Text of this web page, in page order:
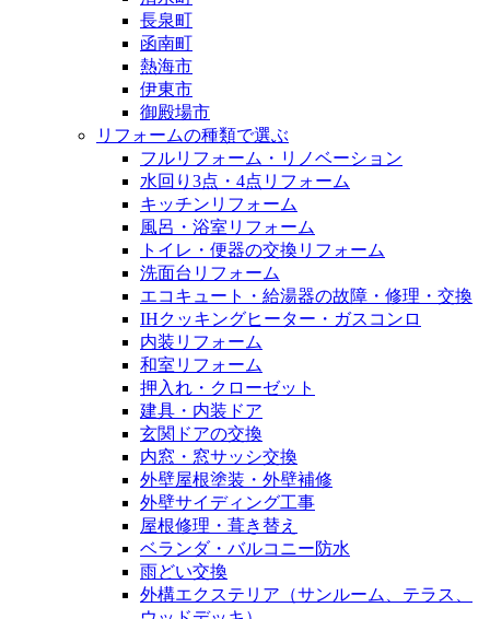
長泉町
函南町
熱海市
伊東市
御殿場市
リフォームの種類で選ぶ
フルリフォーム・リノベーション
水回り3点・4点リフォーム
キッチンリフォーム
風呂・浴室リフォーム
トイレ・便器の交換リフォーム
洗面台リフォーム
エコキュート・給湯器の故障・修理・交換
IHクッキングヒーター・ガスコンロ
内装リフォーム
和室リフォーム
押入れ・クローゼット
建具・内装ドア
玄関ドアの交換
内窓・窓サッシ交換
外壁屋根塗装・外壁補修
外壁サイディング工事
屋根修理・葺き替え
ベランダ・バルコニー防水
雨どい交換
外構エクステリア（サンルーム、テラス、